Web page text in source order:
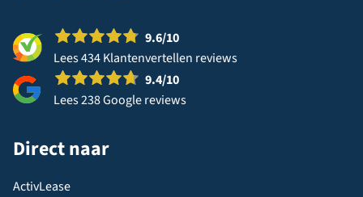
9.6/10
Lees 434 Klantenvertellen reviews
9.4/10
Lees 238 Google reviews
Direct naar
ActivLease